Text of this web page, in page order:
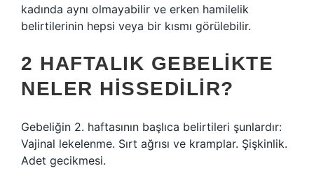
kadında aynı olmayabilir ve erken hamilelik
belirtilerinin hepsi veya bir kısmı görülebilir.
2 HAFTALIK GEBELIKTE
NELER HISSEDILIR?
Gebeliğin 2. haftasının başlıca belirtileri şunlardır:
Vajinal lekelenme. Sırt ağrısı ve kramplar. Şişkinlik.
Adet gecikmesi.